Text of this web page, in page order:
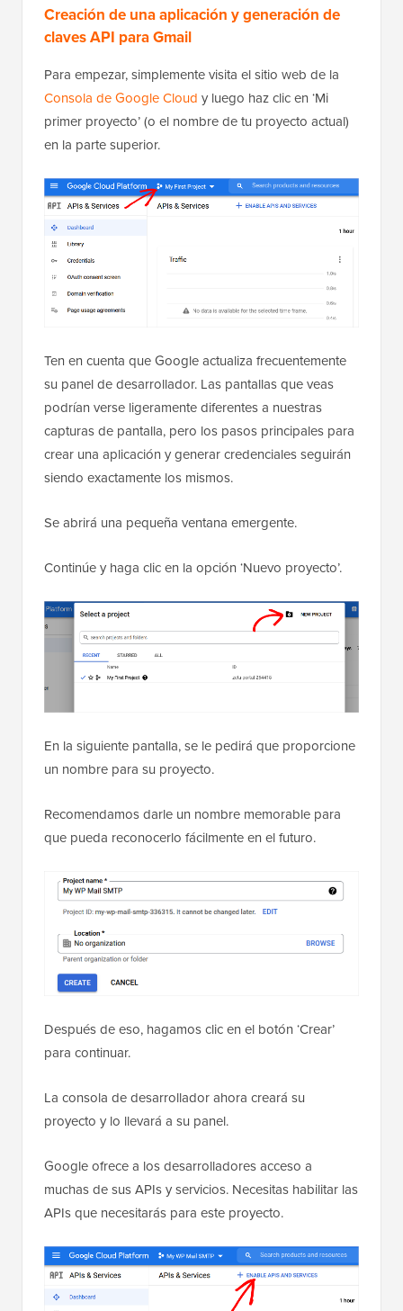
Creación de una aplicación y generación de
claves API para Gmail
Para empezar, simplemente visita el sitio web de la
Consola de Google Cloud y luego haz clic en ‘Mi
primer proyecto’ (o el nombre de tu proyecto actual)
en la parte superior.
Ten en cuenta que Google actualiza frecuentemente
su panel de desarrollador. Las pantallas que veas
podrían verse ligeramente diferentes a nuestras
capturas de pantalla, pero los pasos principales para
crear una aplicación y generar credenciales seguirán
siendo exactamente los mismos.
Se abrirá una pequeña ventana emergente.
Continúe y haga clic en la opción ‘Nuevo proyecto’.
En la siguiente pantalla, se le pedirá que proporcione
un nombre para su proyecto.
Recomendamos darle un nombre memorable para
que pueda reconocerlo fácilmente en el futuro.
Después de eso, hagamos clic en el botón ‘Crear’
para continuar.
La consola de desarrollador ahora creará su
proyecto y lo llevará a su panel.
Google ofrece a los desarrolladores acceso a
muchas de sus APIs y servicios. Necesitas habilitar las
APIs que necesitarás para este proyecto.